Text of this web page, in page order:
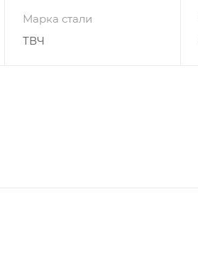
Марка стали
ТВЧ